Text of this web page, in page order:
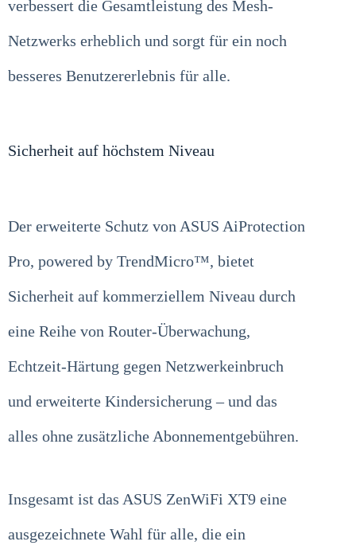
verbessert die Gesamtleistung des Mesh-
Netzwerks erheblich und sorgt für ein noch
besseres Benutzererlebnis für alle.
Sicherheit auf höchstem Niveau
Der erweiterte Schutz von ASUS AiProtection
Pro, powered by TrendMicro™, bietet
Sicherheit auf kommerziellem Niveau durch
eine Reihe von Router-Überwachung,
Echtzeit-Härtung gegen Netzwerkeinbruch
und erweiterte Kindersicherung – und das
alles ohne zusätzliche Abonnementgebühren.
Insgesamt ist das ASUS ZenWiFi XT9 eine
ausgezeichnete Wahl für alle, die ein